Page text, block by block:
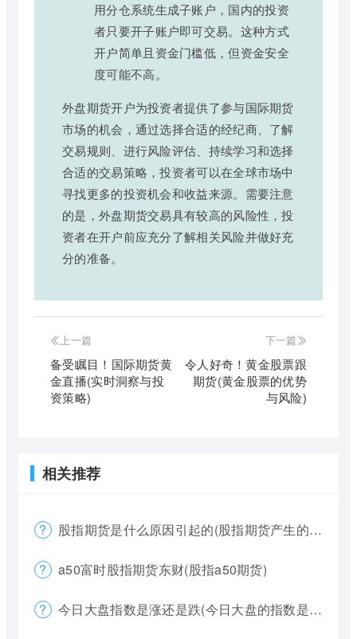
用分仓系统生成子账户，国内的投资
者只要开子账户即可交易。这种方式
开户简单且资金门槛低，但资金安全
度可能不高。
外盘期货开户为投资者提供了参与国际期货
市场的机会，通过选择合适的经纪商、了解
交易规则、进行风险评估、持续学习和选择
合适的交易策略，投资者可以在全球市场中
寻找更多的投资机会和收益来源。需要注意
的是，外盘期货交易具有较高的风险性，投
资者在开户前应充分了解相关风险并做好充
分的准备。
上一篇
备受瞩目！国际期货黄
金直播(实时洞察与投
资策略)
下一篇
令人好奇！黄金股票跟
期货(黄金股票的优势
与风险)
相关推荐
股指期货是什么原因引起的(股指期货产生的原因)
a50富时股指期货东财(股指a50期货)
今日大盘指数是涨还是跌(今日大盘的指数是多少)